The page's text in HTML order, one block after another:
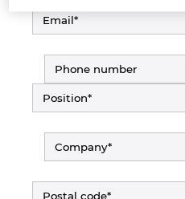
Ирландия
Испания
Канада